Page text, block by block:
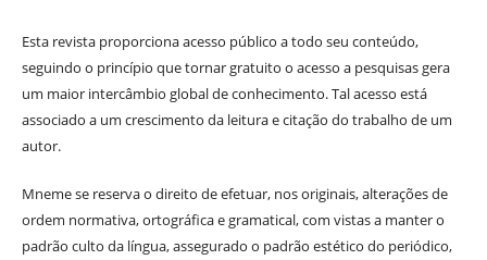
Esta revista proporciona acesso público a todo seu conteúdo,
seguindo o princípio que tornar gratuito o acesso a pesquisas gera
um maior intercâmbio global de conhecimento. Tal acesso está
associado a um crescimento da leitura e citação do trabalho de um
autor.
Mneme se reserva o direito de efetuar, nos originais, alterações de
ordem normativa, ortográfica e gramatical, com vistas a manter o
padrão culto da língua, assegurado o padrão estético do periódico,